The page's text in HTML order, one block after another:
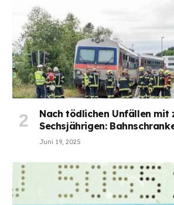
Nach tödlichen Unfällen mit
Sechsjährigen:
Juni 19, 2025